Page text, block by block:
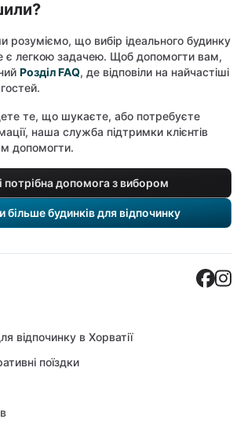
розуміємо, що вибір ідеального будинку
є легкою задачею. Щоб допомогти вам,
Розділ FAQ, де відповіли на найчастіші
те, що шукаєте, або потребуєте
наша служба підтримки клієнтів
допомогти.
потрібна допомога з вибором
більше будинків для відпочинку
відпочинку в Хорватії
поїздки